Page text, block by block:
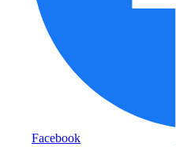
Facebook